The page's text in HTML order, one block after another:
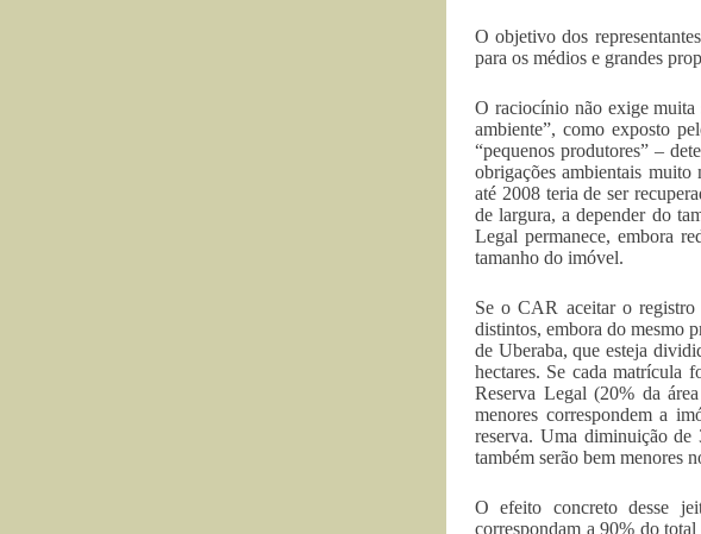
O objetivo dos
para os médios e grandes
O raciocínio não exige muita
ambiente”, como exposto
“pequenos produtores” –
obrigações ambientais
até 2008 teria de ser
de largura, a depender do
Legal permanece, embora
tamanho do imóvel.
Se o CAR aceitar o registro
distintos, embora do mesmo
de Uberaba, que esteja
hectares. Se cada matrícula
Reserva Legal (20% da
menores correspondem a
reserva. Uma diminuição de
também serão bem menores
O efeito concreto desse
correspondam a 90% do